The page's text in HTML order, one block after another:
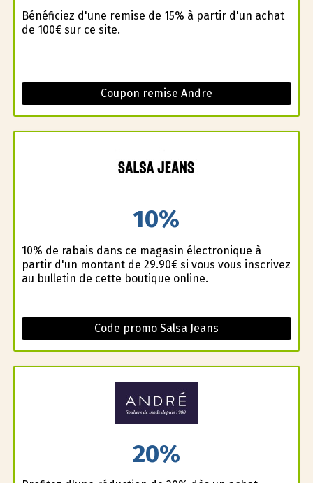
Bénéficiez d'une remise de 15% à partir d'un achat
de 100€ sur ce site.
Coupon remise Andre
10%
10% de rabais dans ce magasin électronique à
partir d'un montant de 29.90€ si vous vous inscrivez
au bulletin de cette boutique online.
Code promo Salsa Jeans
20%